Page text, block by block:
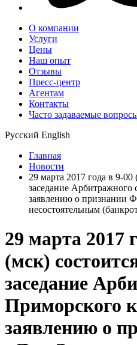
О компании
Услуги
Цены
Наш опыт
Отзывы
Пресс-центр
Агентам
Контакты
Часто задаваемые
Русский English
Главная
Новости
29 марта 2017 года в 9-00
заседание Арбитражного
заявлению о признании
несостоятельным
29 марта 2017
(мск)
заседание
Приморского
заявлению о